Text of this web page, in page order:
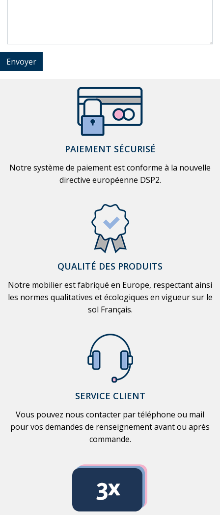
Envoyer
PAIEMENT SÉCURISÉ
Notre système de paiement est conforme à la nouvelle
directive européenne DSP2.
QUALITÉ DES PRODUITS
Notre mobilier est fabriqué en Europe, respectant ainsi
les normes qualitatives et écologiques en vigueur sur le
sol Français.
SERVICE CLIENT
Vous pouvez nous contacter par téléphone ou mail
pour vos demandes de renseignement avant ou après
commande.